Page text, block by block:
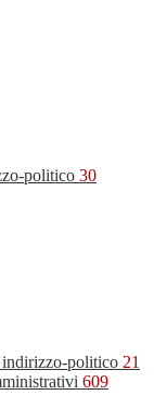
politico 30
politico 21
609